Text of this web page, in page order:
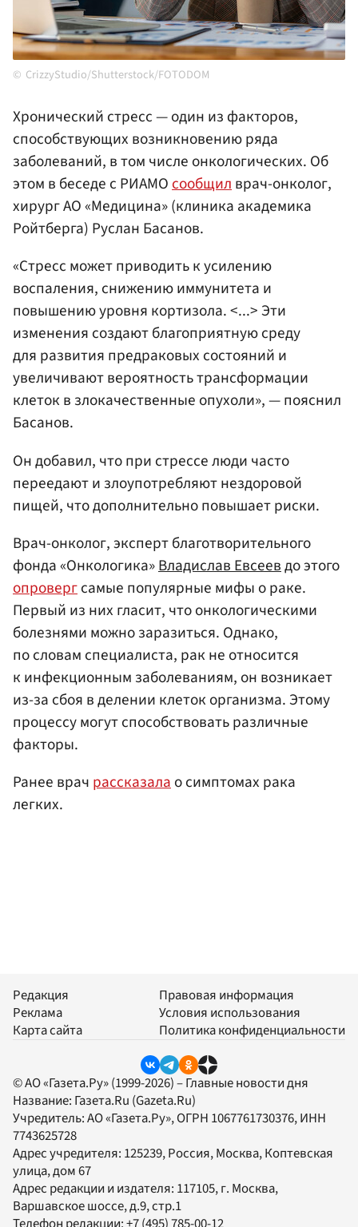
CrizzyStudio/Shutterstock/FOTODOM
Хронический стресс — один из факторов,
способствующих возникновению ряда
заболеваний, в том числе онкологических. Об
этом в беседе с РИАМОсообщилврач-онколог,
хирург АО «Медицина» (клиника академика
Ройтберга) Руслан Басанов.
«Cтресс может приводить к усилению
воспаления, снижению иммунитета и
повышению уровня кортизола. <...> Эти
изменения создают благоприятную среду
для развития предраковых состояний и
увеличивают вероятность трансформации
клеток в злокачественные опухоли», — пояснил
Басанов.
Он добавил, что при стрессе люди часто
переедают и злоупотребляют нездоровой
пищей, что дополнительно повышает риски.
Врач-онколог, эксперт благотворительного
фонда «Онкологика»Владислав Евсеевдо этого
опровергсамые популярные мифы о раке.
Первый из них гласит, что онкологическими
болезнями можно заразиться. Однако,
по словам специалиста, рак не относится
к инфекционным заболеваниям, он возникает
из-за сбоя в делении клеток организма. Этому
процессу могут способствовать различные
факторы.
Ранее врач рассказалао симптомах рака
легких.
Редакция
Реклама
Карта сайта
Правовая информация
Условия использования
Политика конфиденциальности
© АО «Газета.Ру» (1999-2026) – Главные новости дня
Название: Газета.Ru (Gazeta.Ru)
Учредитель:АО «Газета.Ру», ОГРН 1067761730376, ИНН
7743625728
Адрес учредителя: 125239, Россия, Москва, Коптевская
улица, дом 67
Адрес редакции и издателя: 117105, г. Москва,
Варшавское шоссе, д.9, стр.1